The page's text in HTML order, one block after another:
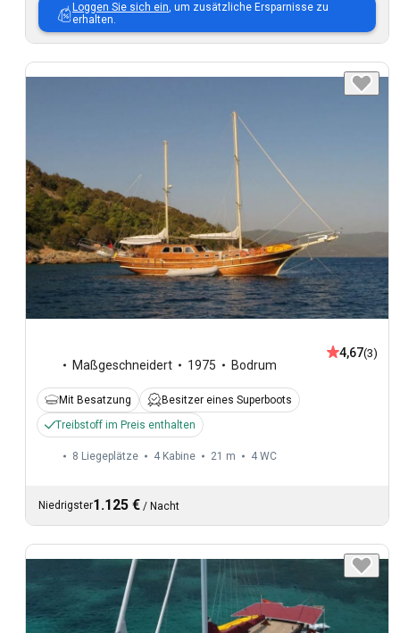
Loggen Sie sich ein, um zusätzliche Ersparnisse zu
erhalten.
Maßgeschneidert 1975 Bodrum
4,67(3)
Mit Besatzung
Besitzer eines Superboots
Treibstoff im Preis enthalten
8 Liegeplätze 4 Kabine 21 m 4 WC
Niedrigster1.125 € / Nacht